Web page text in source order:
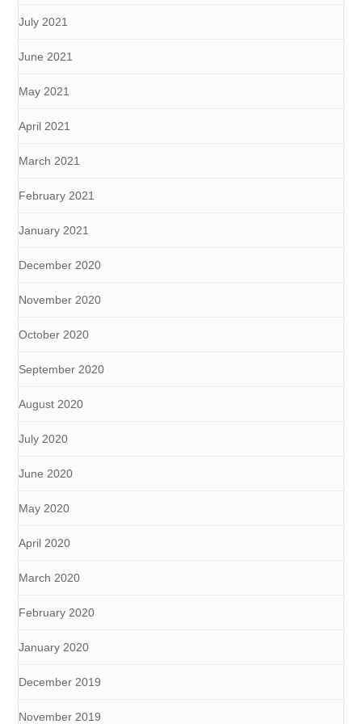
July 2021
June 2021
May 2021
April 2021
March 2021
February 2021
January 2021
December 2020
November 2020
October 2020
September 2020
August 2020
July 2020
June 2020
May 2020
April 2020
March 2020
February 2020
January 2020
December 2019
November 2019